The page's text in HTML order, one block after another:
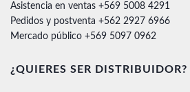
Asistencia en ventas +569 5008 4291
Pedidos y postventa +562 2927 6966
Mercado público +569 5097 0962
¿QUIERES SER DISTRIBUIDOR?